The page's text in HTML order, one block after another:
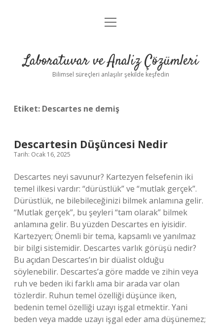
Anasayfa
Yasal Uyarı
menüyü
Laboratuvar ve Analiz Çözümleri
Bilimsel süreçleri anlaşılır şekilde keşfedin
Etiket: Descartes ne demiş
Descartesin Düşüncesi Nedir
Tarih: Ocak 16, 2025
Descartes neyi savunur? Kartezyen felsefenin iki
temel ilkesi vardır: “dürüstlük” ve “mutlak gerçek”.
Dürüstlük, ne bilebileceğinizi bilmek anlamına gelir.
“Mutlak gerçek”, bu şeyleri “tam olarak” bilmek
anlamına gelir. Bu yüzden Descartes en iyisidir.
Kartezyen; Önemli bir tema, kapsamlı ve yanılmaz
bir bilgi sistemidir. Descartes varlık görüşü nedir?
Bu açıdan Descartes’ın bir düalist olduğu
söylenebilir. Descartes’a göre madde ve zihin veya
ruh ve beden iki farklı ama bir arada var olan
tözlerdir. Ruhun temel özelliği düşünce iken,
bedenin temel özelliği uzayı işgal etmektir. Yani
beden veya madde uzayı işgal eder ama düşünemez;